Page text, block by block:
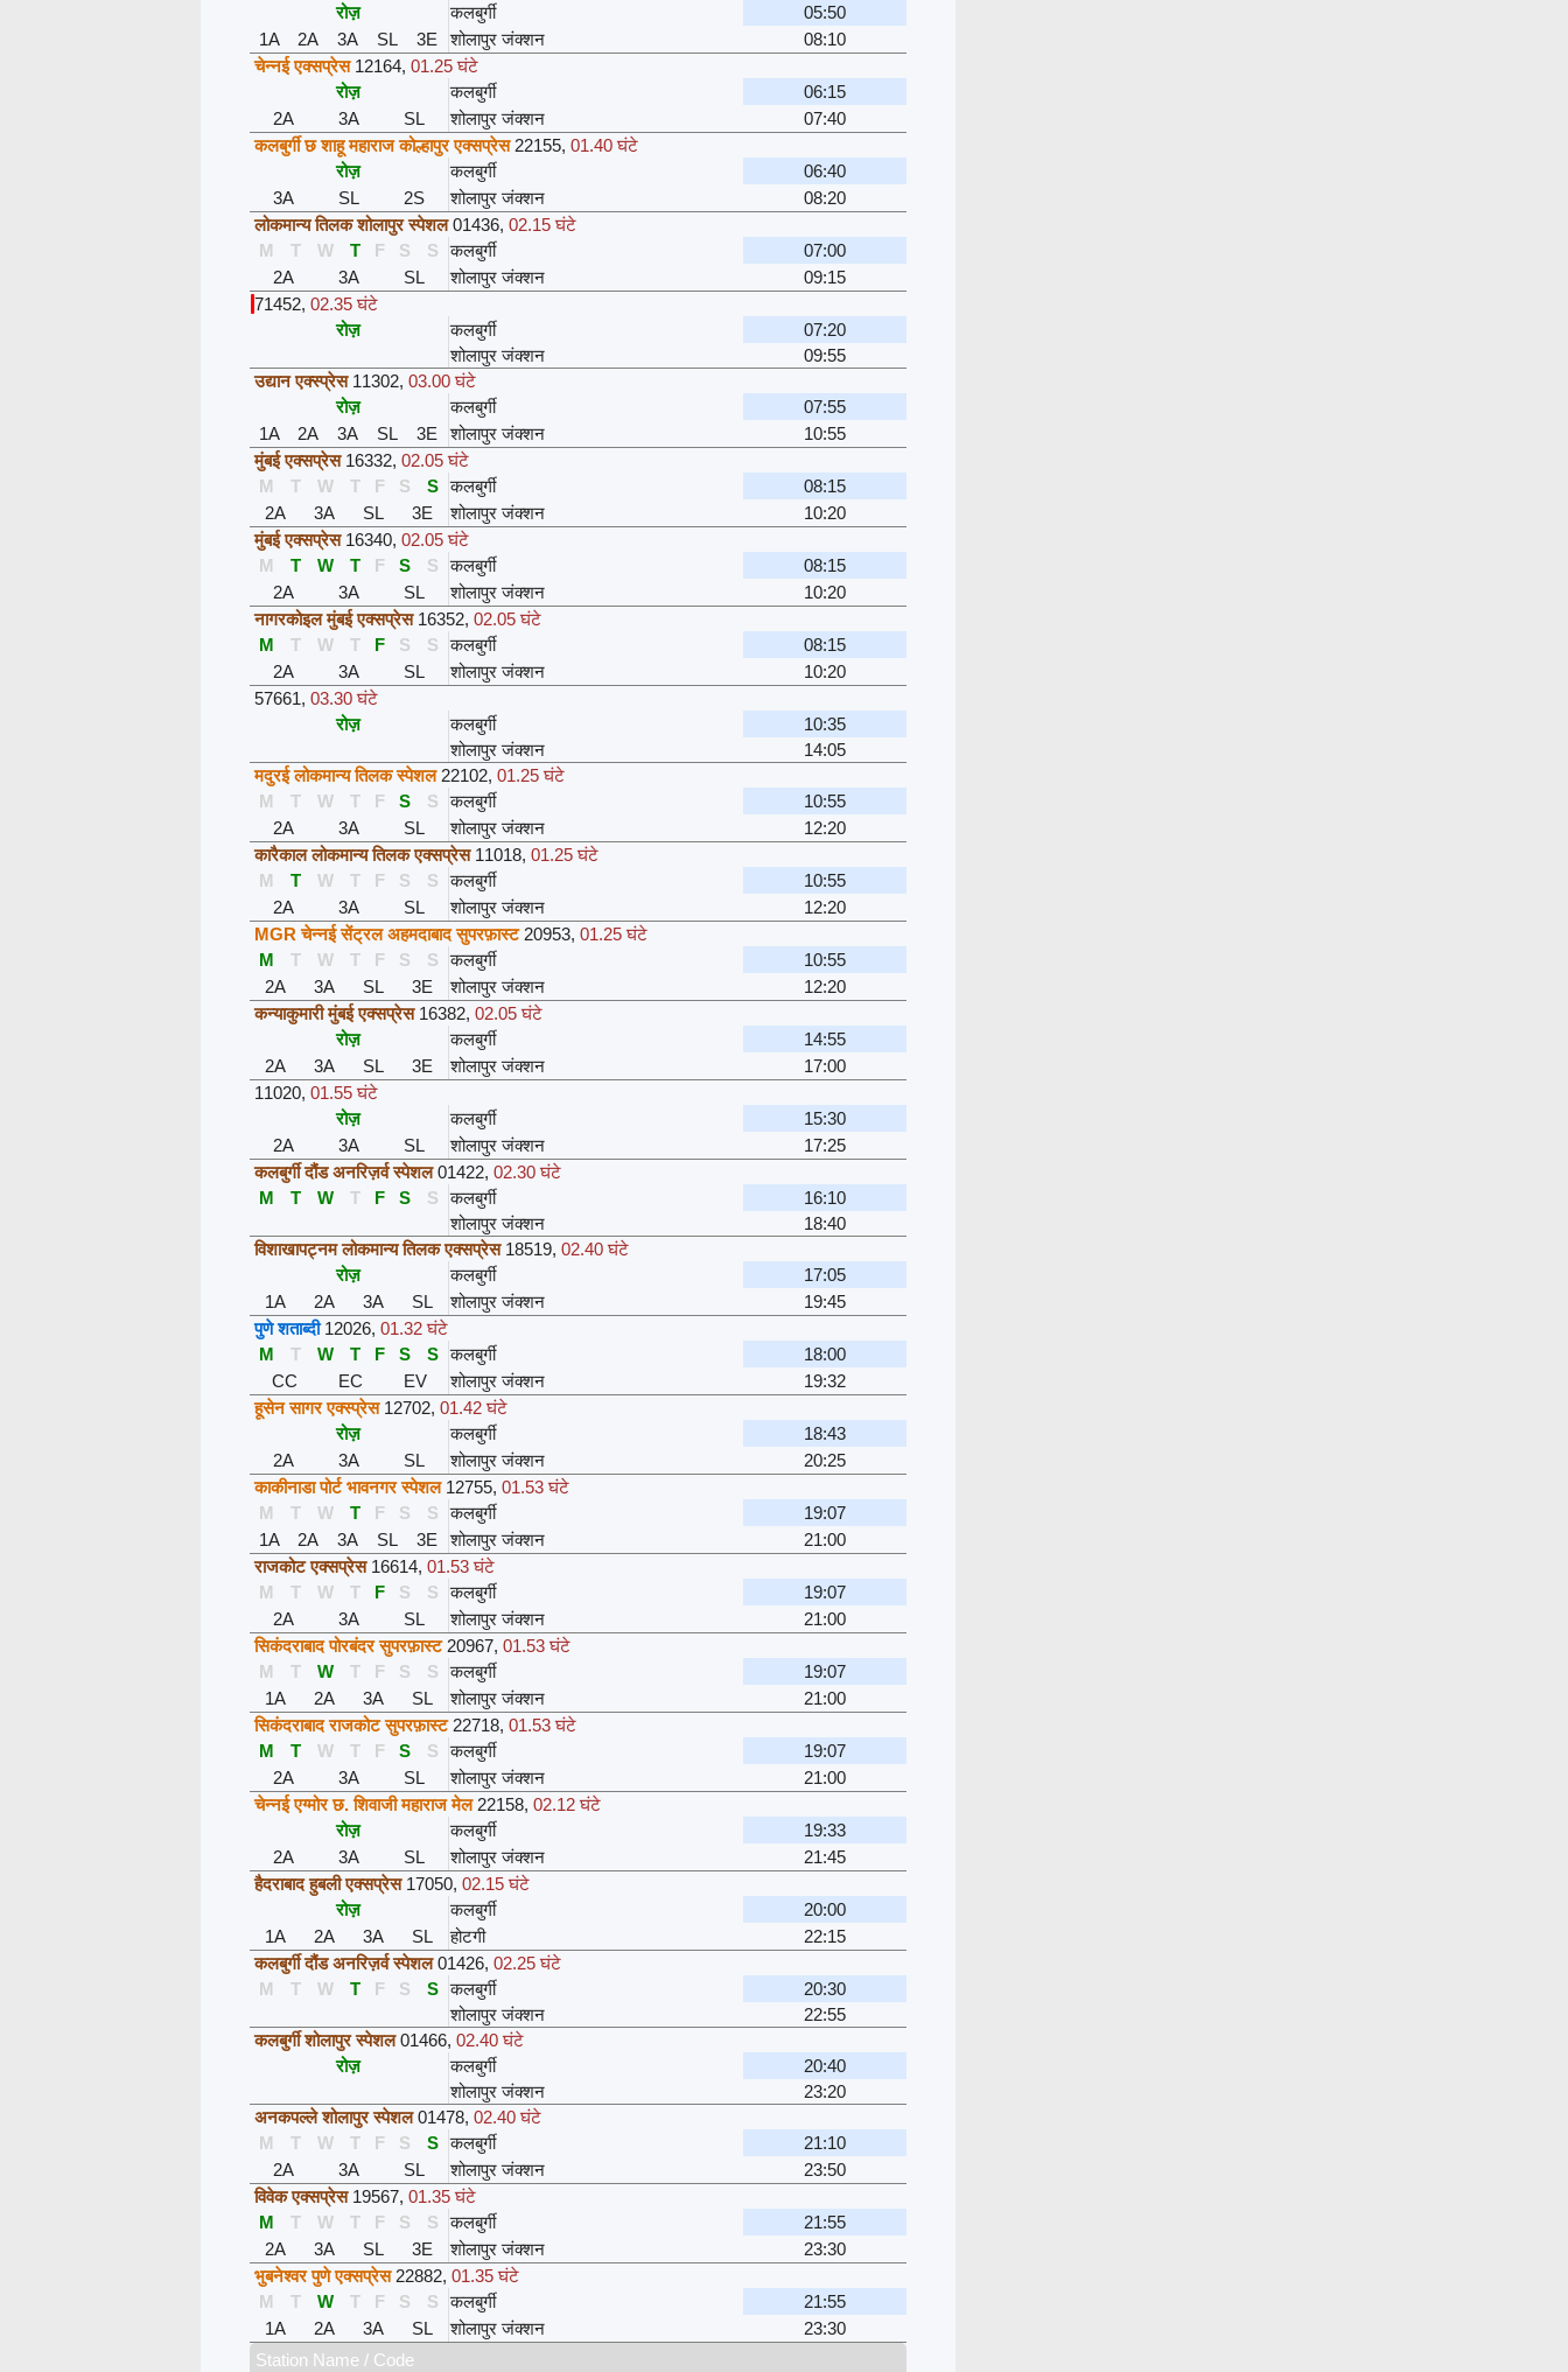
रोज़
कलबुर्गी
05:50
1A
2A 3A SL 3E शोलापुर जंक्शन
08:10
चेन्नई एक्सप्रेस 12164, 01.25 घंटे
रोज़
कलबुर्गी
06:15
2A
3A SL शोलापुर जंक्शन
07:40
कलबुर्गी छ शाहू महाराज कोल्हापुर एक्सप्रेस 22155, 01.40 घंटे
रोज़
कलबुर्गी
06:40
3A
SL 2S शोलापुर जंक्शन
08:20
लोकमान्य तिलक शोलापुर स्पेशल 01436, 02.15 घंटे
M
T W T F S S कलबुर्गी
07:00
2A
3A SL शोलापुर जंक्शन
09:15
71452, 02.35 घंटे
रोज़
कलबुर्गी
07:20
शोलापुर जंक्शन
09:55
उद्यान एक्स्प्रेस 11302, 03.00 घंटे
रोज़
कलबुर्गी
07:55
1A
2A 3A SL 3E शोलापुर जंक्शन
10:55
मुंबई एक्सप्रेस 16332, 02.05 घंटे
M
T W T F S S कलबुर्गी
08:15
2A
3A SL 3E शोलापुर जंक्शन
10:20
मुंबई एक्सप्रेस 16340, 02.05 घंटे
M
T W T F S S कलबुर्गी
08:15
2A
3A SL शोलापुर जंक्शन
10:20
नागरकोइल मुंबई एक्सप्रेस 16352, 02.05 घंटे
M
T W T F S S कलबुर्गी
08:15
2A
3A SL शोलापुर जंक्शन
10:20
57661, 03.30 घंटे
रोज़
कलबुर्गी
10:35
शोलापुर जंक्शन
14:05
मदुरई लोकमान्य तिलक स्पेशल 22102, 01.25 घंटे
M
T W T F S S कलबुर्गी
10:55
2A
3A SL शोलापुर जंक्शन
12:20
कारैकाल लोकमान्य तिलक एक्सप्रेस 11018, 01.25 घंटे
M
T W T F S S कलबुर्गी
10:55
2A
3A SL शोलापुर जंक्शन
12:20
MGR चेन्नई सेंट्रल अहमदाबाद सुपरफ़ास्ट 20953, 01.25 घंटे
M
T W T F S S कलबुर्गी
10:55
2A
3A SL 3E शोलापुर जंक्शन
12:20
कन्याकुमारी मुंबई एक्सप्रेस 16382, 02.05 घंटे
रोज़
कलबुर्गी
14:55
2A
3A SL 3E शोलापुर जंक्शन
17:00
11020, 01.55 घंटे
रोज़
कलबुर्गी
15:30
2A
3A SL शोलापुर जंक्शन
17:25
कलबुर्गी दौंड अनरिज़र्व स्पेशल 01422, 02.30 घंटे
M
T W T F S S कलबुर्गी
16:10
शोलापुर जंक्शन
18:40
विशाखापट्नम लोकमान्य तिलक एक्सप्रेस 18519, 02.40 घंटे
रोज़
कलबुर्गी
17:05
1A
2A 3A SL शोलापुर जंक्शन
19:45
पुणे शताब्दी 12026, 01.32 घंटे
M
T W T F S S कलबुर्गी
18:00
CC
EC EV शोलापुर जंक्शन
19:32
हूसेन सागर एक्स्प्रेस 12702, 01.42 घंटे
रोज़
कलबुर्गी
18:43
2A
3A SL शोलापुर जंक्शन
20:25
काकीनाडा पोर्ट भावनगर स्पेशल 12755, 01.53 घंटे
M
T W T F S S कलबुर्गी
19:07
1A
2A 3A SL 3E शोलापुर जंक्शन
21:00
राजकोट एक्सप्रेस 16614, 01.53 घंटे
M
T W T F S S कलबुर्गी
19:07
2A
3A SL शोलापुर जंक्शन
21:00
सिकंदराबाद पोरबंदर सुपरफ़ास्ट 20967, 01.53 घंटे
M
T W T F S S कलबुर्गी
19:07
1A
2A 3A SL शोलापुर जंक्शन
21:00
सिकंदराबाद राजकोट सुपरफ़ास्ट 22718, 01.53 घंटे
M
T W T F S S कलबुर्गी
19:07
2A
3A SL शोलापुर जंक्शन
21:00
चेन्नई एग्मोर छ. शिवाजी महाराज मेल 22158, 02.12 घंटे
रोज़
कलबुर्गी
19:33
2A
3A SL शोलापुर जंक्शन
21:45
हैदराबाद हुबली एक्सप्रेस 17050, 02.15 घंटे
रोज़
कलबुर्गी
20:00
1A
2A 3A SL होटगी
22:15
कलबुर्गी दौंड अनरिज़र्व स्पेशल 01426, 02.25 घंटे
M
T W T F S S कलबुर्गी
20:30
शोलापुर जंक्शन
22:55
कलबुर्गी शोलापुर स्पेशल 01466, 02.40 घंटे
रोज़
कलबुर्गी
20:40
शोलापुर जंक्शन
23:20
अनकपल्ले शोलापुर स्पेशल 01478, 02.40 घंटे
M
T W T F S S कलबुर्गी
21:10
2A
3A SL शोलापुर जंक्शन
23:50
विवेक एक्सप्रेस 19567, 01.35 घंटे
M
T W T F S S कलबुर्गी
21:55
2A
3A SL 3E शोलापुर जंक्शन
23:30
भुबनेश्वर पुणे एक्सप्रेस 22882, 01.35 घंटे
M
T W T F S S कलबुर्गी
21:55
1A
2A 3A SL शोलापुर जंक्शन
23:30
Station Name / Code